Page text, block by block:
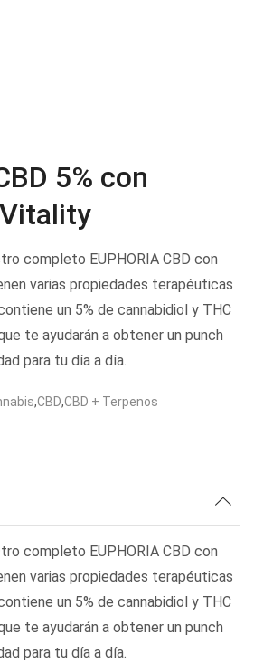
5% con
completo EUPHORIA CBD con
varias propiedades terapéuticas
un 5% de cannabidiol y THC
te ayudarán a obtener un punch
para tu día a día.
,CBD,CBD + Terpenos
completo EUPHORIA CBD con
varias propiedades terapéuticas
un 5% de cannabidiol y THC
te ayudarán a obtener un punch
para tu día a día.